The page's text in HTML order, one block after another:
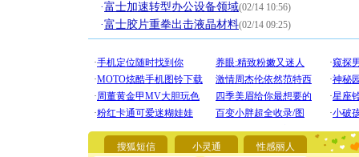
·富士加速转型办公设备领域(02/14 10:56)
·富士胶片重拳出击液晶材料(02/14 09:25)
搜狐短信 小灵通 性感丽人
[圣诞节]
你太多
[圣诞节]
能正大